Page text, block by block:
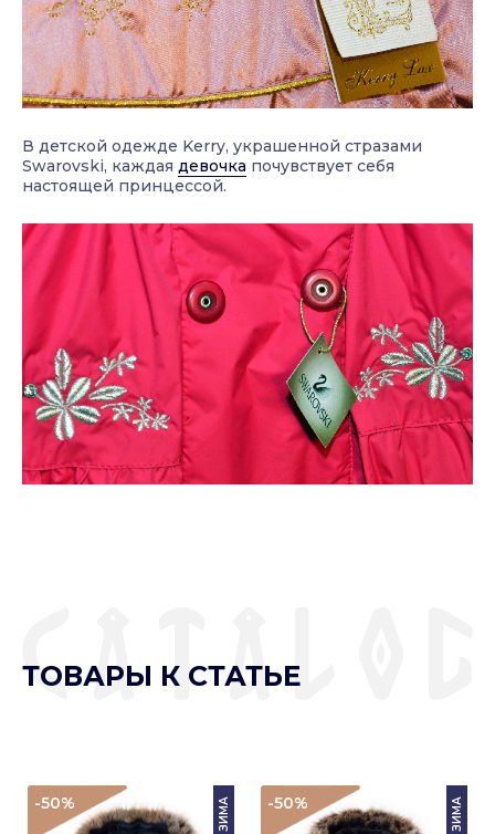
В детской одежде Kerry, украшенной стразами
Swarovski, каждая девочка почувствует себя
настоящей принцессой.
ТОВАРЫ К СТАТЬЕ
-50% ЗИМА -50% ЗИМА